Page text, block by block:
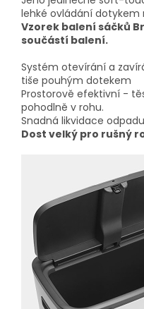
lehké ovládání dotykem
Vzorek balení sáčků
součástí balení.
Systém otevírání a
tiše pouhým dotekem
Prostorově efektivní -
pohodlně v rohu.
Snadná likvidace
Dost velký pro rušný